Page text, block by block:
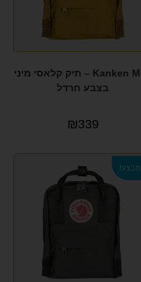
Kanken Mini – תיק קלאסי מיני
בצבע חרדל
₪339
מבצע!